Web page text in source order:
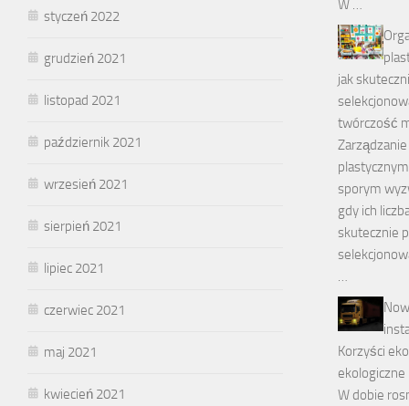
styczeń 2022
grudzień 2021
listopad 2021
październik 2021
wrzesień 2021
sierpień 2021
lipiec 2021
czerwiec 2021
maj 2021
kwiecień 2021
W …
jak
twórczość
sporym
gdy ich
skutecznie
…
Korzyści
ekologiczne
W dobie